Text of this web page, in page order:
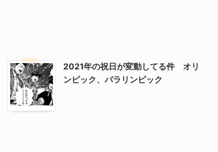
2021年の祝日が変動してる件 オリ
ンピック、パラリンピック